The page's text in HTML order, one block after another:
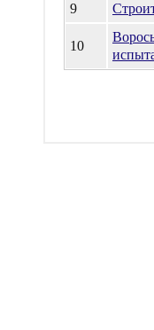
9
10